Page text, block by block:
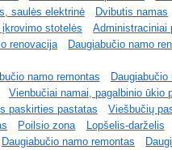
saulės elektrinė Dvibutis namas
stotelės Administraciniai
renovacija Daugiabučio namo
namo remontas Daugiabučio
Vienbučiai namai, pagalbinio ūkio
paskirties pastatas Viešbučių
Poilsio zona Lopšelis-darželis
Daugiabučio namo remontas